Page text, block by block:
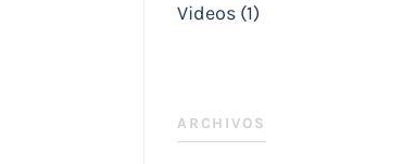
Videos (1)
ARCHIVOS